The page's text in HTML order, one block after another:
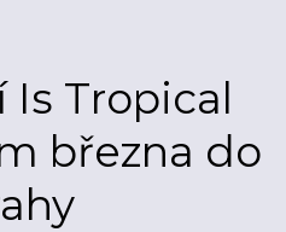
Is Tropical
března do